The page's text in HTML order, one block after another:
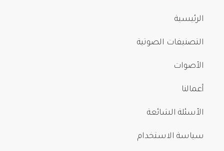
الرئيسية
التصنيفات الصوتية
الأصوات
أعمالنا
الأسئلة الشائعة
سياسة الاستخدام